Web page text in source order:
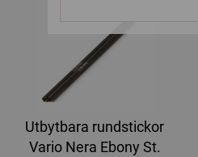
Utbytbara rundstickor
Vario Nera Ebony St.